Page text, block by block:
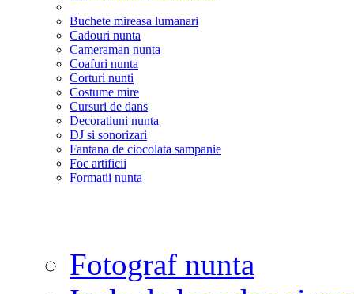
Buchete mireasa lumanari
Cadouri nunta
Cameraman nunta
Coafuri nunta
Corturi nunti
Costume mire
Cursuri de dans
Decoratiuni nunta
DJ si sonorizari
Fantana de ciocolata sampanie
Foc artificii
Formatii nunta
Fotograf nunta